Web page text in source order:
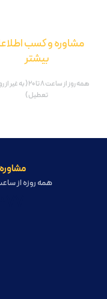
مشاوره و کسب
بیشتر
همه روز از ساعت 8 تا 20 (
تعطیل )
همه روزه از ساعت 8 تا 20 (به غیر از